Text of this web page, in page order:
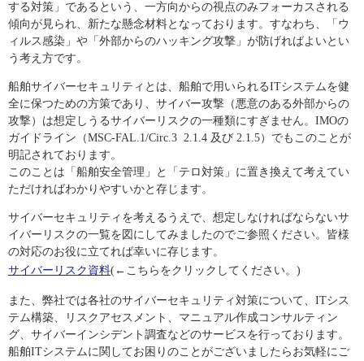
する対策」であるという、 一方向からの視点のみフォーカスされる
傾向が見られ、新たな懸念材料となっております。 すなわち、「ウ
ィルス感染」や「外部からのハッキング攻撃」が防げればよいとい
う考え方です。
船舶サイバーセキュリティとは、船舶で用いられるITシステムを健
全に保つための方策であり、 サイバー攻撃（悪意のある外部からの
攻撃）は想定しうるサイバーリスクの一種類にすぎません。 IMOの
ガイドライン（MSC-FAL.1/Circ.3 2.1.4 及び 2.1.5）でもこのことが
明記されております。
このことは「船舶安全管理」と「テロ対策」に置き換えて考えてい
ただければわかりやすいかと存じます。
サイバーセキュリティを考えるうえで、想定しなければならないサ
イバーリスクの一覧を図にしてみましたのでご参照ください。 皆様
の対応のお役に立てれば幸いに存じます。
サイバーリスク資料(←こちらをクリックしてください。)
また、弊社では各社のサイバーセキュリティ対策について、ITシス
テム構築、リスクアセスメント、 マニュアル作成コンサルティン
グ、サイバーインシデント調査などのサービスを行っております。
船舶ITシステムに関してお困りのことがございましたらお気軽にご